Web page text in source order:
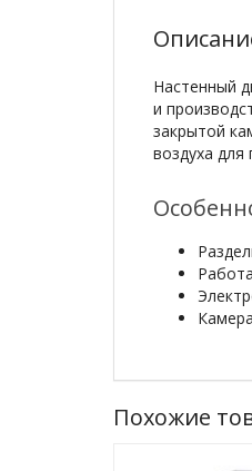
Настенный
и
закрытой
воздуха
Похожие